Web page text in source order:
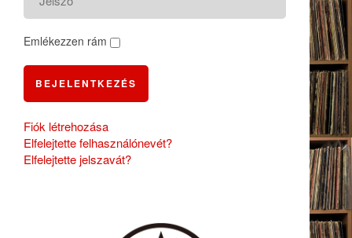
Emlékezzen rám
BEJELENTKEZÉS
Fiók létrehozása
Elfelejtette felhasználónevét?
Elfelejtette jelszavát?